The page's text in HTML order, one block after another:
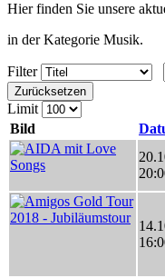
Hier finden Sie unsere
in der Kategorie Musik.
Filter
Zurücksetzen
Limit
Bild